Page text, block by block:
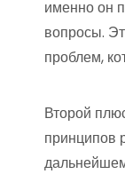
именно он
вопросы.
проблем,
Второй
принципов